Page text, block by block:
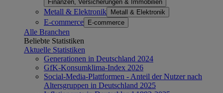
Finanzen, Versicherungen & Immobilien
Metall & Elektronik Metall & Elektronik
E-commerce E-commerce
Alle Branchen
Beliebte Statistiken
Aktuelle Statistiken
Generationen in Deutschland 2024
GfK-Konsumklima-Index 2026
Social-Media-Plattformen - Anteil der Nutzer nach
Altersgruppen in Deutschland 2025